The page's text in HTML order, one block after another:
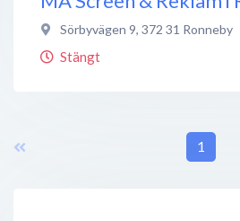
Sörbyvägen 9, 372 31 Ronneby
Stängt
1